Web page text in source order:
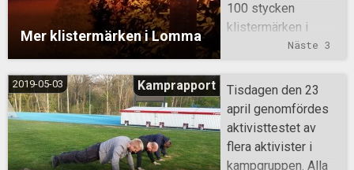
Mer klistermärken i Lomma
100 stycken
klistermärken i
Näste 3
2019-05-03 Kamprapport
Tisdagen den 23
april genomfördes
aktivisttestet av
flera aktivister i
kampgruppen. Alla